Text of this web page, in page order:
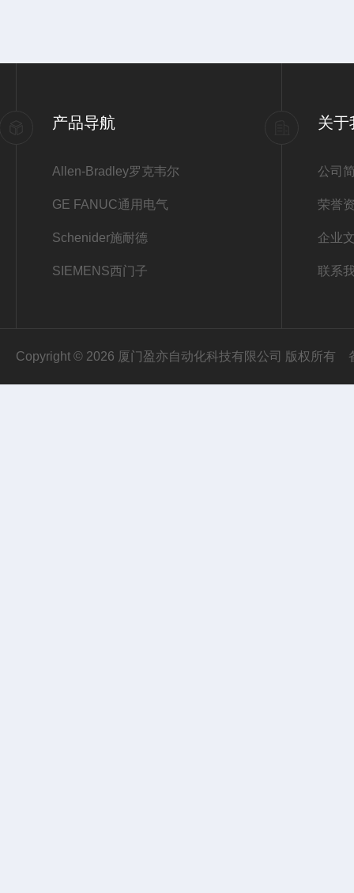
产品导航
Allen-Bradley罗克韦尔
GE FANUC通用电气
Schenider施耐德
SIEMENS西门子
关于
公司
荣誉
企业
联系
Copyright © 2026 厦门盈亦自动化科技有限公司 版权所有